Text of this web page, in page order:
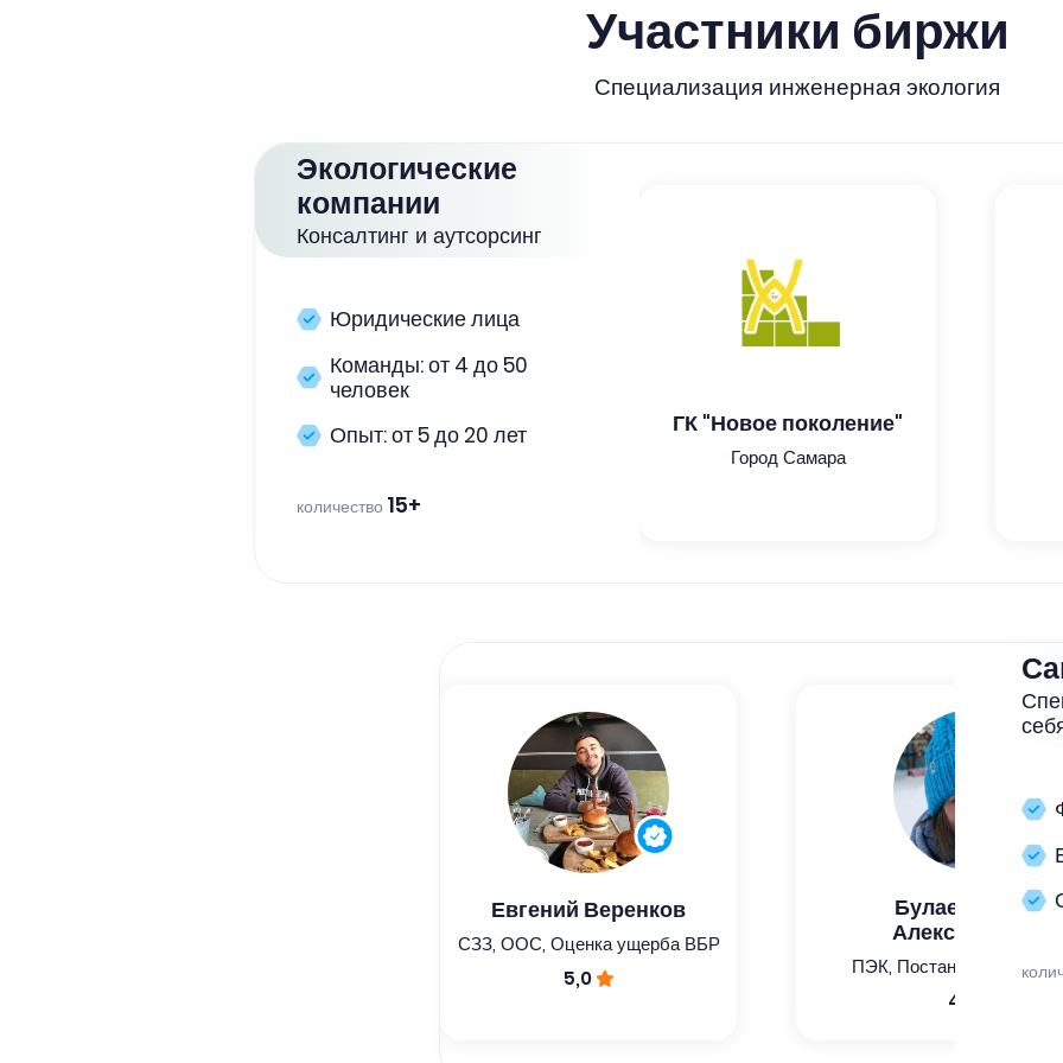
Участники биржи
Специализация инженерная экология
Экологические
компании
Консалтинг и аутсорсинг
Юридические лица
Команды: от 4 до 50
человек
Опыт: от 5 до 20 лет
количество 15+
ГК "Новое поколение"
Город Самара
Евгений Веренков
СЗЗ, ООС, Оценка ущерба ВБР
5,0
Булаева Ирина
Александровна
ПЭК, Постановка, НДВ,
4,9